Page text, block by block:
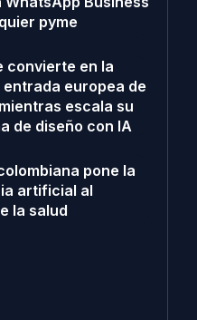
pyme
convierte en la
europea de
escala su
de diseño con IA
pone la
artificial al
la salud